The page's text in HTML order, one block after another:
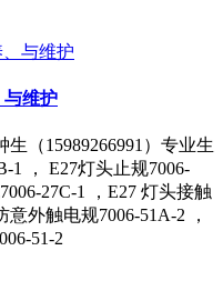
与维护
（15989266991）专业生
1 ， E27灯头止规7006-
27C-1 ，E27 灯头接触
外触电规7006-51A-2 ，
51-2